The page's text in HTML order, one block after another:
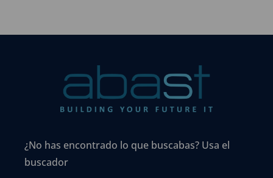
¿No has encontrado lo que buscabas? Usa el
buscador